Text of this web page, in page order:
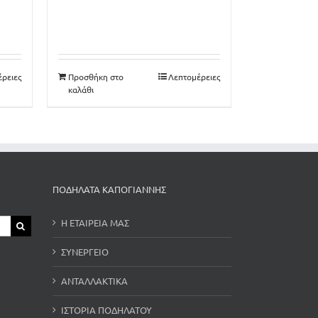
Προσθήκη στο
καλάθι
Λεπτομέρειες
ΠΟΔΗΛΑΤΑ ΚΑΠΟΓΙΑΝΝΗΣ
Η ΕΤΑΙΡΕΙΑ ΜΑΣ
ΣΥΝΕΡΓΕΙΟ
ΑΝΤΑΛΛΑΚΤΙΚΑ
ΙΣΤΟΡΙΑ ΠΟΔΗΛΑΤΟΥ